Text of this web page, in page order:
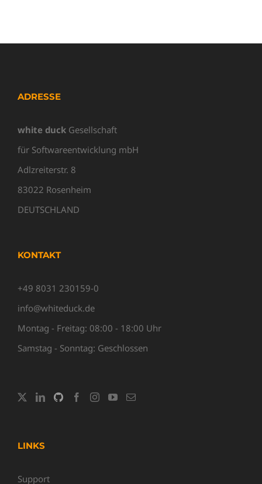
ADRESSE
white duck Gesellschaft
für Softwareentwicklung mbH
Adlzreiterstr. 8
83022 Rosenheim
DEUTSCHLAND
KONTAKT
+49 8031 230159-0
info@whiteduck.de
Montag - Freitag: 08:00 - 18:00 Uhr
Samstag - Sonntag: Geschlossen
LINKS
Support